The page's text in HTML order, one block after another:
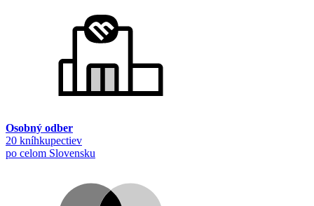
Osobný odber
20 kníhkupectiev
po celom Slovensku